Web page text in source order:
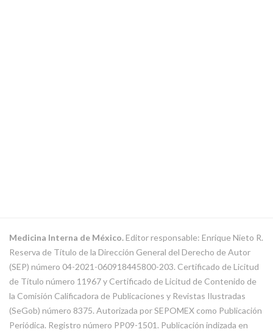
Medicina Interna de México.Editor responsable: Enrique Nieto R.
Reserva de Título de la Dirección General del Derecho de Autor
(SEP) número 04-2021-060918445800-203. Certificado de Licitud
de Título número 11967 y Certificado de Licitud de Contenido de
la Comisión Calificadora de Publicaciones y Revistas Ilustradas
(SeGob) número 8375. Autorizada por SEPOMEX como Publicación
Periódica. Registro número PP09-1501. Publicación indizada en